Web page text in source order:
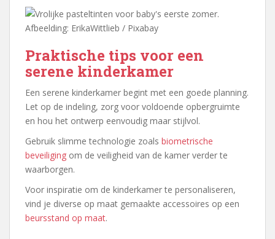
Afbeelding: ErikaWittlieb / Pixabay
Praktische tips voor een
serene kinderkamer
Een serene kinderkamer begint met een goede planning.
Let op de indeling, zorg voor voldoende opbergruimte
en hou het ontwerp eenvoudig maar stijlvol.
Gebruik slimme technologie zoals biometrische
beveiliging om de veiligheid van de kamer verder te
waarborgen.
Voor inspiratie om de kinderkamer te personaliseren,
vind je diverse op maat gemaakte accessoires op een
beursstand op maat.